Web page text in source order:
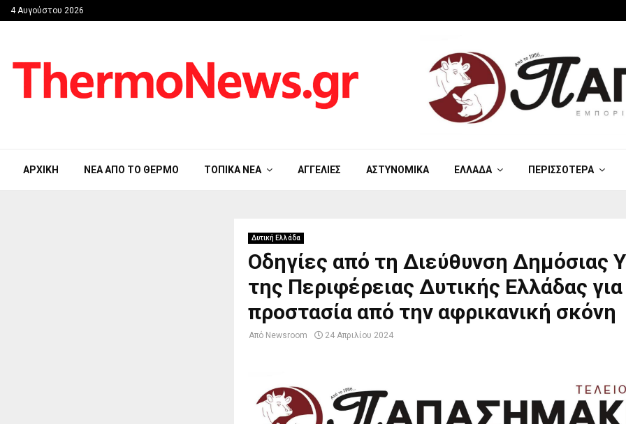
4 Αυγούστου 2026
ΑΡΧΙΚΉ ΝΈΑ ΑΠΟ ΤΟ ΘΈΡΜΟ ΤΟΠΙΚΆ ΝΈΑ ΑΓΓΕΛΊΕΣ ΑΣΤΥΝΟΜΙΚΆ ΕΛΛΆΔΑ ΠΕΡΙΣΣΌΤΕΡΑ
Δυτική Ελλάδα
Οδηγίες από τη Διεύθυνση Δημόσιας
της Περιφέρειας Δυτικής Ελλάδας για
προστασία από την αφρικανική σκόνη
Από Newsroom 24 Απριλίου 2024